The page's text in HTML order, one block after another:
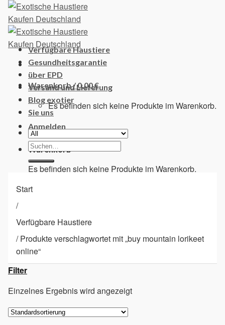
Skip
content
Warenkorb /0,00€
Es befinden sich keine Produkte im Warenkorb.
Anmelden
Warenkorb
Es befinden sich keine Produkte im Warenkorb.
Verfügbare Haustiere
Gesundheitsgarantie
über EPD
Versand und Lieferung
Blog exotier
Sie uns
Suchen
nach:
Start
/
Verfügbare Haustiere
/Produkte verschlagwortet mit „buy mountain lorikeet
online“
Filter
Einzelnes Ergebnis wird angezeigt